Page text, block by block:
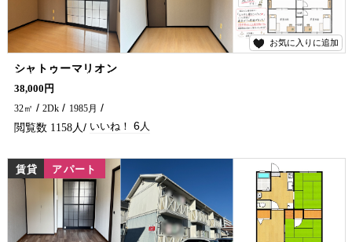
お気に入りに追加
シャトゥーマリオン
伊達町に単身者向けの物件が出ました！ 南延岡駅まで徒歩圏内で通勤にも便利な立地のため一初めての人暮らしや転勤の方にもおすすめの物件です✨ お買い物はイオンやコンビニへのアクセスもgood！ 延岡市のアパート・マンションのことなら五ヶ瀬不動産にお問い合わせください♪
38,000円
32㎡
2Dk 1985月
1158 6
賃貸 アパート